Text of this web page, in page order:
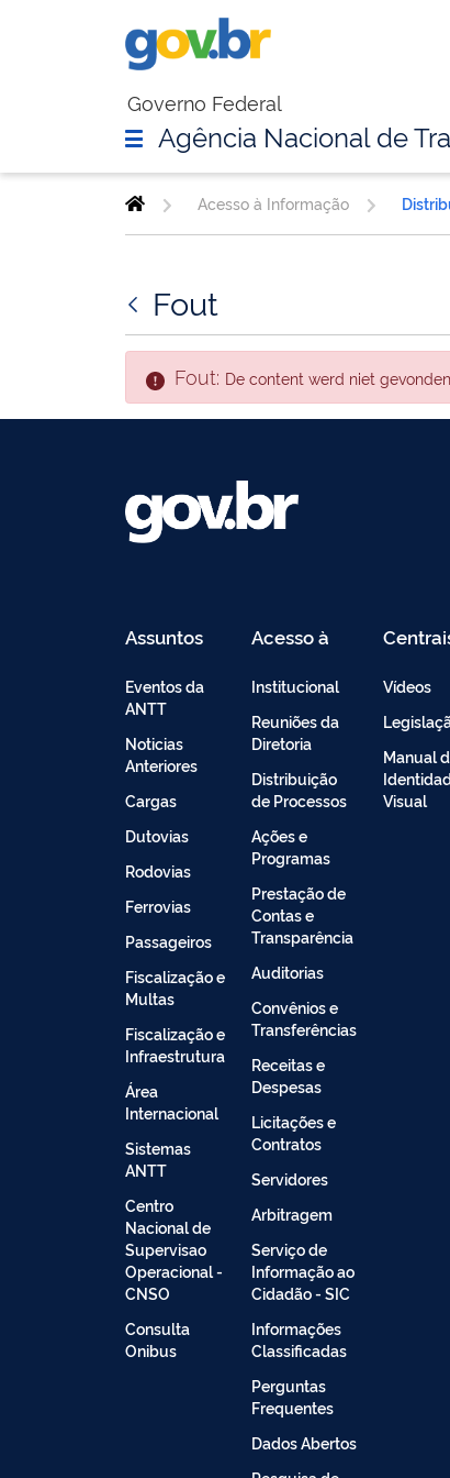
Governo Federal
Agência Nacional de
Acesso à Informação
Fout
Fout: De content werd niet gevonden.
Assuntos
Eventos da
ANTT
Noticias
Anteriores
Cargas
Dutovias
Rodovias
Ferrovias
Passageiros
Fiscalização e
Multas
Fiscalização e
Infraestrutura
Área
Internacional
Sistemas
ANTT
Centro
Nacional de
Supervisao
Operacional -
CNSO
Consulta
Onibus
Acesso à
Institucional
Reuniões da
Diretoria
Distribuição
de Processos
Ações e
Programas
Prestação de
Contas e
Transparência
Auditorias
Convênios e
Transferências
Receitas e
Despesas
Licitações e
Contratos
Servidores
Arbitragem
Serviço de
Informação ao
Cidadão - SIC
Informações
Classificadas
Perguntas
Frequentes
Dados Abertos
Vídeos
Manual
Visual